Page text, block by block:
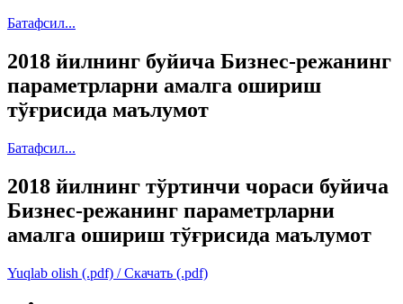
Батафсил...
2018 йилнинг буйича Бизнес-режанинг
параметрларни амалга ошириш
тўғрисида маълумот
Батафсил...
2018 йилнинг тўртинчи чораси буйича
Бизнес-режанинг параметрларни
амалга ошириш тўғрисида маълумот
Yuqlab olish (.pdf) / Cкачать (.pdf)